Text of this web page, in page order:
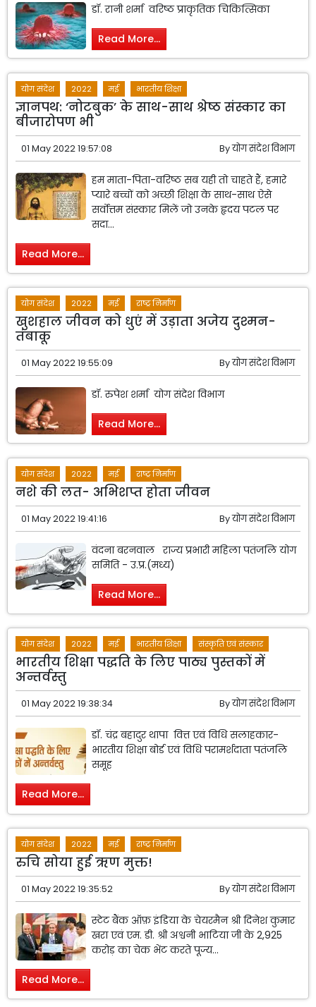
डॉ. रानी शर्मा वरिष्ठ प्राकृतिक चिकित्सिका
Read More...
योग संदेश 2022 मई भारतीय शिक्षा
ज्ञानपथ: ‘नोटबुक’ के साथ-साथ श्रेष्ठ संस्कार का
बीजारोपण भी
01 May 2022 19:57:08 Byयोग संदेश विभाग
हम माता-पिता-वरिष्ठ सब यही तो चाहते हैं, हमारे
प्यारे बच्चों को अच्छी शिक्षा के साथ-साथ ऐसे
सर्वोत्तम संस्कार मिलें जो उनके हृदय पटल पर
सदा...
Read More...
योग संदेश 2022 मई राष्ट्र निर्माण
खुशहाल जीवन को धुएं में उड़ाता अजेय दुश्मन-
तंबाकू
01 May 2022 19:55:09 Byयोग संदेश विभाग
डॉ. रुपेश शर्मा योग संदेश विभाग
Read More...
योग संदेश 2022 मई राष्ट्र निर्माण
नशे की लत- अभिशप्त होता जीवन
01 May 2022 19:41:16 Byयोग संदेश विभाग
वंदना बरनवाल राज्य प्रभारी महिला पतंजलि योग
समिति - उ.प्र.(मध्य)
Read More...
योग संदेश 2022 मई भारतीय शिक्षा संस्कृति एवं संस्कार
भारतीय शिक्षा पद्धति के लिए पाठ्य पुस्तकों में
अन्तर्वस्तु
01 May 2022 19:38:34 Byयोग संदेश विभाग
डॉ. चंद्र बहादुर थापा वित्त एवं विधि सलाहकार-
भारतीय शिक्षा बोर्ड एवं विधि परामर्शदाता पतंजलि
समूह
Read More...
योग संदेश 2022 मई राष्ट्र निर्माण
रुचि सोया हुई ऋण मुक्त!
01 May 2022 19:35:52 Byयोग संदेश विभाग
स्टेट बैंक ऑफ़ इंडिया के चेयरमैन श्री दिनेश कुमार
खरा एवं एम. डी. श्री अश्वनी भाटिया जी के 2,925
करोड़ का चेक भेंट करते पूज्य...
Read More...